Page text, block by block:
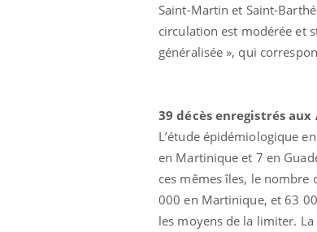
Saint-Martin et Saint-
circulation est modérée et
généralisée », qui
39 décès enregistrés
L’étude épidémiologique
en Martinique et 7 en
ces mêmes îles, le nombre
000 en Martinique, et 63
les moyens de la limiter.